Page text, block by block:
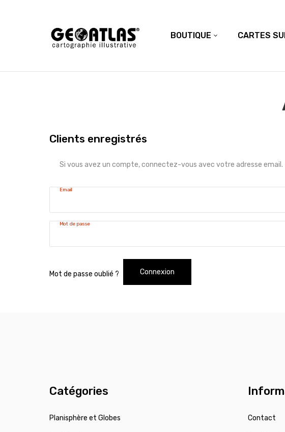
BOUTIQUE CARTES
Clients enregistrés
Si vous avez un compte, connectez-vous avec votre adresse email.
Email
Mot de passe
Connexion
Mot de passe oublié ?
Catégories
Planisphère et Globes Contact